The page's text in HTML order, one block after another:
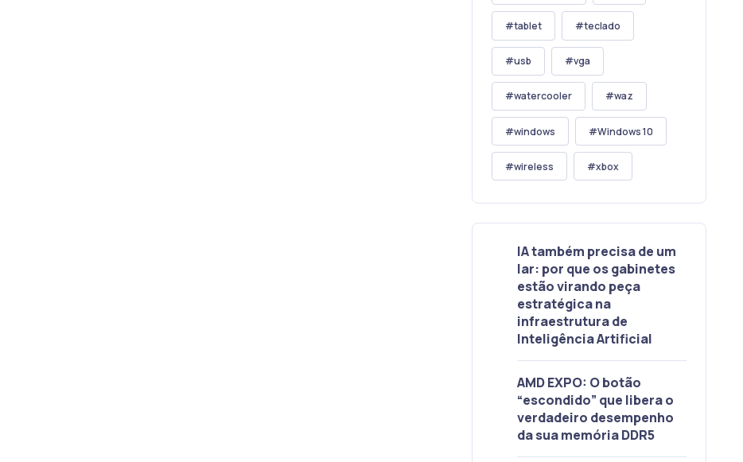
tablet teclado
usb vga
watercooler waz
windows Windows 10
wireless xbox
IA também precisa de um
lar: por que os gabinetes
estão virando peça
estratégica na
infraestrutura de
Inteligência Artificial
AMD EXPO: O botão
“escondido” que libera o
verdadeiro desempenho
da sua memória DDR5